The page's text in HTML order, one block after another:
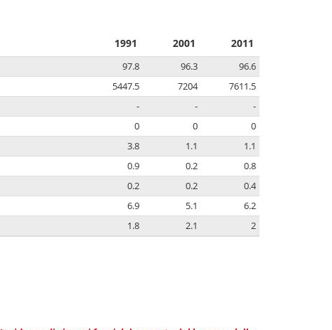
1991 2001 2011
97.8 96.3
96.6
5447.5 7204
7611.5
- -
-
0 0
0
3.8 1.1
1.1
0.9 0.2
0.8
0.2 0.2
0.4
6.9 5.1
6.2
1.8 2.1 2